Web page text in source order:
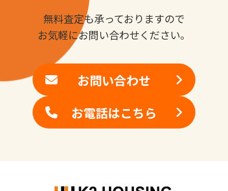
無料査定も承っておりますので
お気軽にお問い合わせください。
お問い合わせ
お電話はこちら